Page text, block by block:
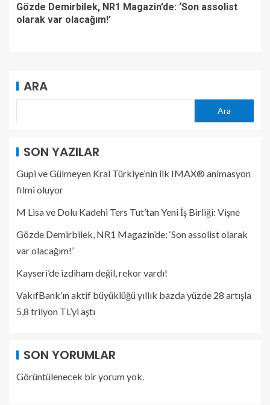
Gözde Demirbilek, NR1 Magazin’de: ‘Son assolist
olarak var olacağım!’
ARA
Ara
SON YAZILAR
Gupi ve Gülmeyen Kral Türkiye’nin ilk IMAX® animasyon
filmi oluyor
M Lisa ve Dolu Kadehi Ters Tut’tan Yeni İş Birliği: Vişne
Gözde Demirbilek, NR1 Magazin’de: ‘Son assolist olarak
var olacağım!’
Kayseri’de izdiham değil, rekor vardı!
VakıfBank’ın aktif büyüklüğü yıllık bazda yüzde 28 artışla
5,8 trilyon TL’yi aştı
SON YORUMLAR
Görüntülenecek bir yorum yok.